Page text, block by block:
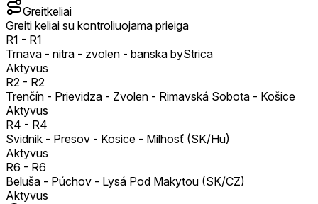
Greitkeliai
Greiti keliai su kontroliuojama prieiga
R1 - R1
Trnava - nitra - zvolen - banska byStrica
Aktyvus
R2 - R2
Trenčín - Prievidza - Zvolen - Rimavská Sobota - Košice
Aktyvus
R4 - R4
Svidnik - Presov - Kosice - Milhosť (SK/Hu)
Aktyvus
R6 - R6
Beluša - Púchov - Lysá Pod Makytou (SK/CZ)
Aktyvus